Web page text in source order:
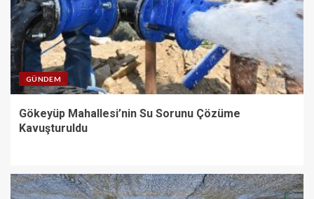
GÜNDEM
Gökeyüp Mahallesi’nin Su Sorunu Çözüme
Kavuşturuldu